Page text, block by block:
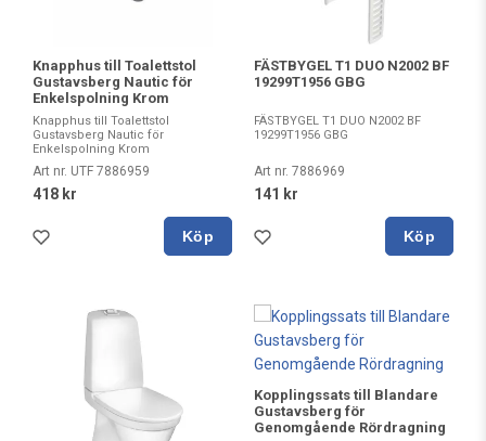
Knapphus till Toalettstol
Gustavsberg Nautic för
Enkelspolning Krom
Knapphus till Toalettstol
Gustavsberg Nautic för
Enkelspolning Krom
Art nr. UTF 7886959
418 kr
Köp
FÄSTBYGEL T1 DUO N2002 BF
19299T1956 GBG
FÄSTBYGEL T1 DUO N2002 BF
19299T1956 GBG
Art nr. 7886969
141 kr
Köp
Kopplingssats till Blandare
Gustavsberg för
Genomgående Rördragning